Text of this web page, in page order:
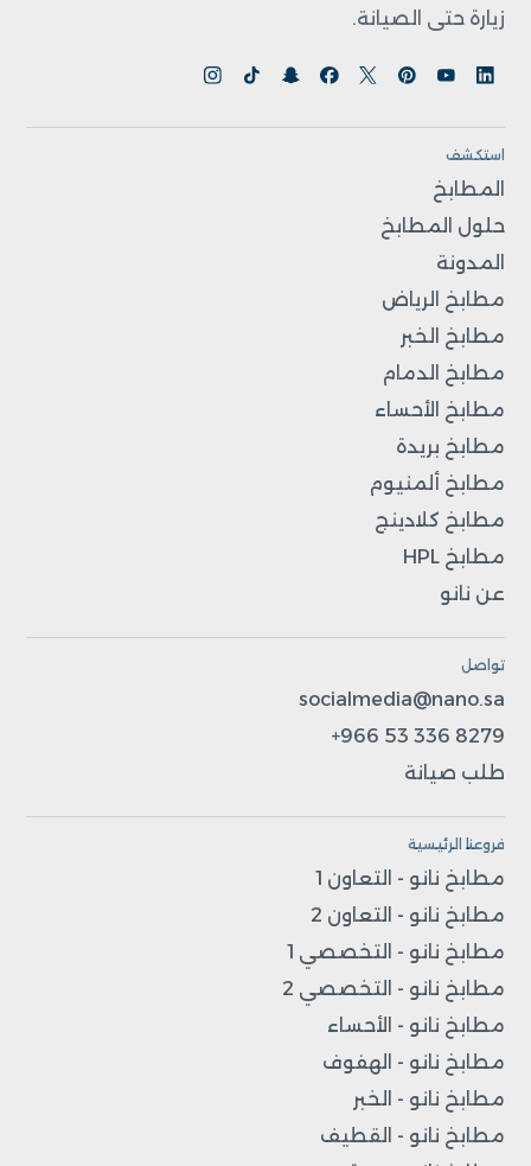
زيارة حتى الصيانة.
استكشف
المطابخ
حلول المطابخ
المدونة
مطابخ الرياض
مطابخ الخبر
مطابخ الدمام
مطابخ الأحساء
مطابخ بريدة
مطابخ ألمنيوم
مطابخ كلادينج
مطابخ HPL
عن نانو
تواصل
socialmedia@nano.sa
+966 53 336 8279
طلب صيانة
فروعنا الرئيسية
مطابخ نانو - التعاون 1
مطابخ نانو - التعاون 2
مطابخ نانو - التخصصي 1
مطابخ نانو - التخصصي 2
مطابخ نانو - الأحساء
مطابخ نانو - الهفوف
مطابخ نانو - الخبر
مطابخ نانو - القطيف